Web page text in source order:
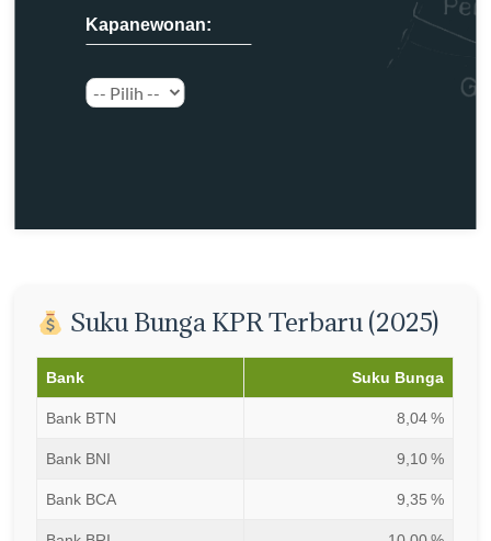
Kapanewonan:
Suku Bunga KPR Terbaru (2025)
Bank Suku Bunga
Bank BTN 8,04 %
Bank BNI 9,10 %
Bank BCA 9,35 %